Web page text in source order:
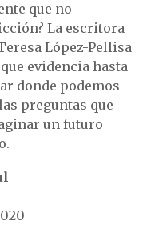
que no
La escritora
López-Pellisa
evidencia hasta
donde podemos
preguntas que
un futuro